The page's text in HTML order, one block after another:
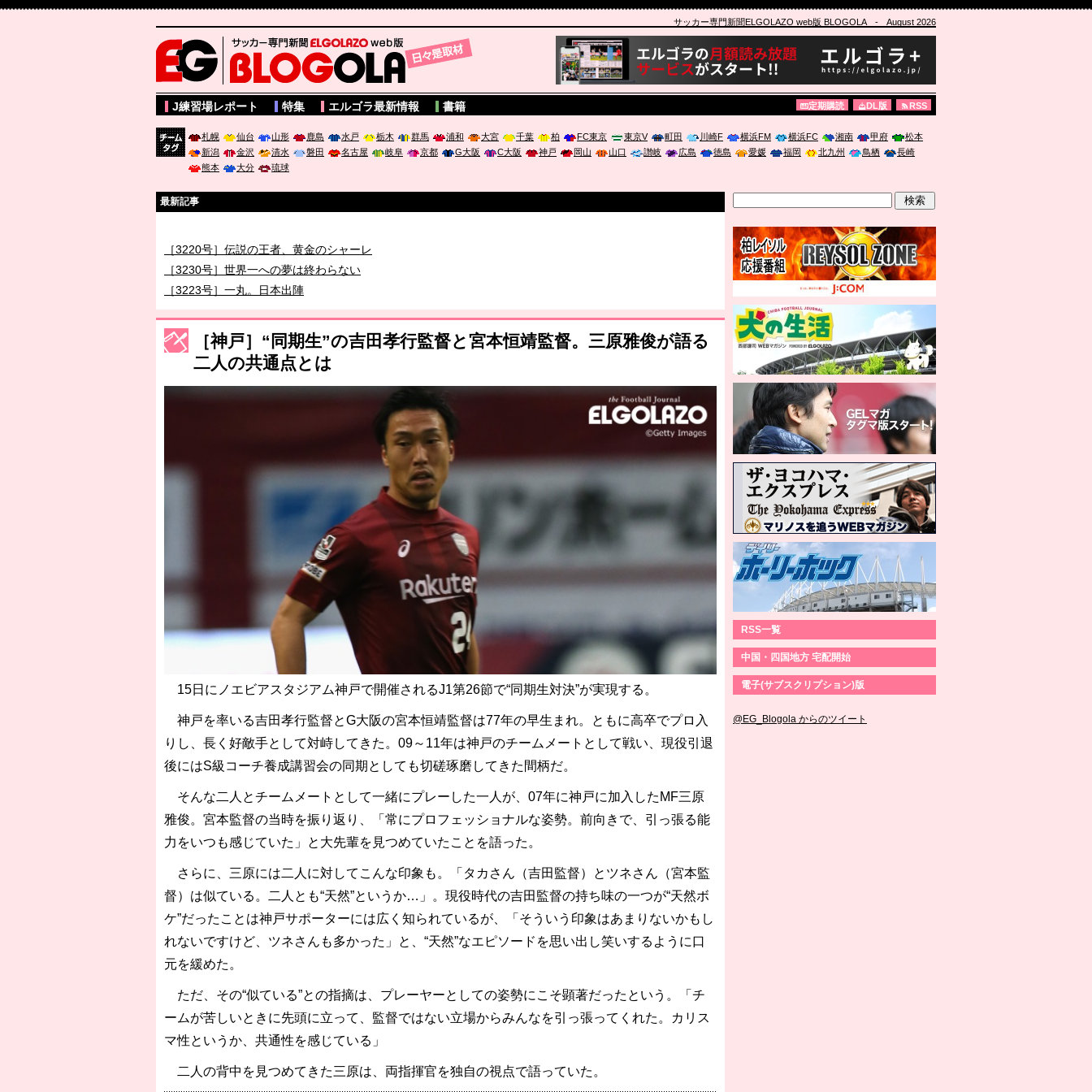
サッカー専門新聞ELGOLAZO web版 BLOGOLA- August 2026
サッカー専門新聞ELGOLAZO web版 BLOGOLA
J練習場レポート 特集 エルゴラ最新情報 書籍 定期購読 DL版 RSS
札幌 仙台 山形 鹿島 水戸 栃木 群馬 浦和 大宮 千葉 柏 FC東京 東京V 町田 川崎F 横浜FM 横浜FC 湘南 甲府
松本
新潟
金沢 清水 磐田 名古屋 岐阜 京都 G大阪 C大阪 神戸 岡山 山口 讃岐 広島 徳島 愛媛 福岡 北九州 鳥栖
長崎
熊本
大分 琉球
最新記事
［3220号］伝説の王者、黄金のシャーレ
［3230号］世界一への夢は終わらない
［3223号］一丸。日本出陣
［3222号］史上最大のW杯開幕 注目は「個」
長谷川 アーリアジャスールさんがシンポジウム「気候変動から命を守る ～エネルギー危機時代の猛暑対策～」に登壇
［神戸］“同期生”の吉田孝行監督と宮本恒靖監督。三原雅俊が語る
二人の共通点とは
15日にノエビアスタジアム神戸で開催されるJ1第26節で“同期生対決”が実現する。
神戸を率いる吉田孝行監督とG大阪の宮本恒靖監督は77年の早生まれ。ともに高卒でプロ入
りし、長く好敵手として対峙してきた。09～11年は神戸のチームメートとして戦い、現役引退
後にはS級コーチ養成講習会の同期としても切磋琢磨してきた間柄だ。
そんな二人とチームメートとして一緒にプレーした一人が、07年に神戸に加入したMF三原
雅俊。宮本監督の当時を振り返り、「常にプロフェッショナルな姿勢。前向きで、引っ張る能
力をいつも感じていた」と大先輩を見つめていたことを語った。
さらに、三原には二人に対してこんな印象も。「タカさん（吉田監督）とツネさん（宮本監
督）は似ている。二人とも“天然”というか…」。現役時代の吉田監督の持ち味の一つが“天然ボ
ケ”だったことは神戸サポーターには広く知られているが、「そういう印象はあまりないかもし
れないですけど、ツネさんも多かった」と、“天然”なエピソードを思い出し笑いするように口
元を緩めた。
ただ、その“似ている”との指摘は、プレーヤーとしての姿勢にこそ顕著だったという。「チ
ームが苦しいときに先頭に立って、監督ではない立場からみんなを引っ張ってくれた。カリス
マ性というか、共通性を感じている」
二人の背中を見つめてきた三原は、両指揮官を独自の視点で語っていた。
RSS一覧
中国・四国地方 宅配開始
電子(サブスクリプション)版
@EG_Blogola からのツイート